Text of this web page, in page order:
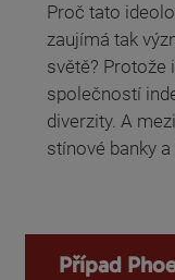
Proč tato
zaujímá tak
světě? Protože
společností
diverzity. A
stínové banky
Případ